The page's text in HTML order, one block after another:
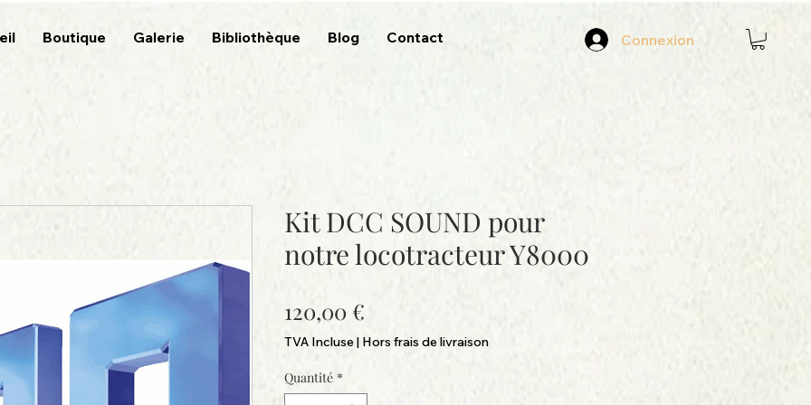
Boutique Galerie Bibliothèque Blog Contact Connexion
Kit DCC SOUND pour
notre locotracteur Y8000
120,00 €
TVA Incluse| Hors frais de livraison
Quantité *